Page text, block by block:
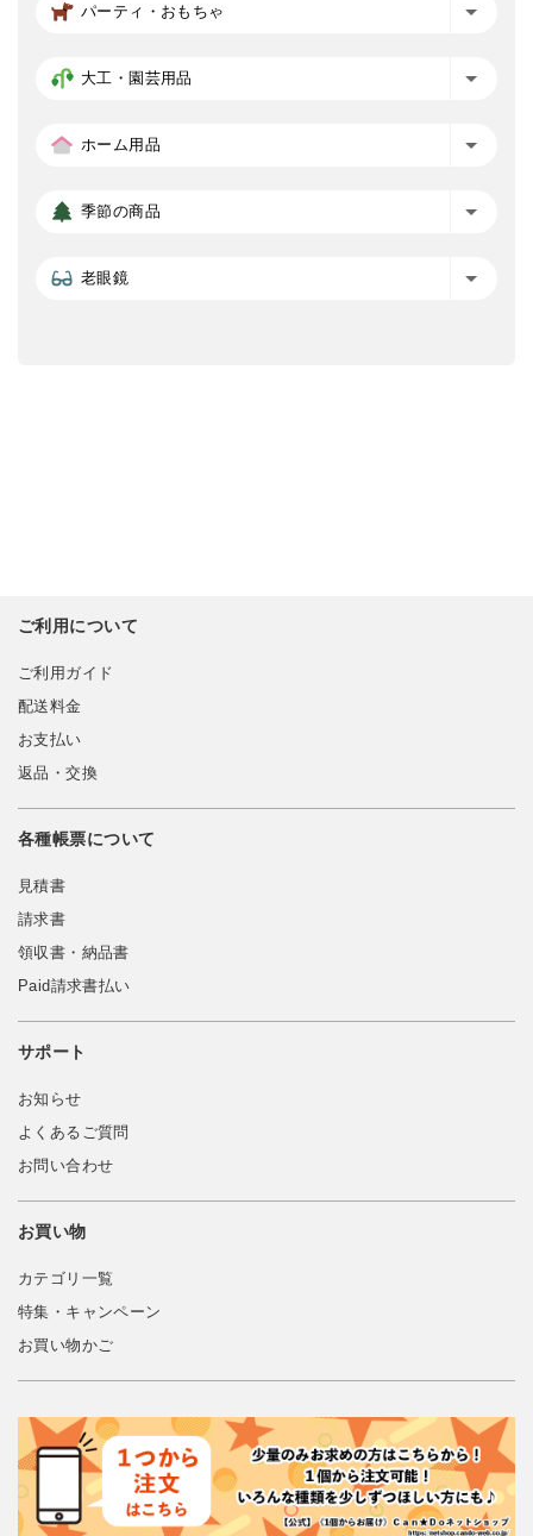
パーティ・おもちゃ
大工・園芸用品
ホーム用品
季節の商品
老眼鏡
ご利用について
ご利用ガイド
配送料金
お支払い
返品・交換
各種帳票について
見積書
請求書
領収書・納品書
Paid請求書払い
サポート
お知らせ
よくあるご質問
お問い合わせ
お買い物
カテゴリ一覧
特集・キャンペーン
お買い物かご